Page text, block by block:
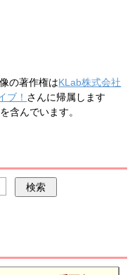
の著作権はKLab株式会社
ブ！ さんに帰属します
含んでいます。